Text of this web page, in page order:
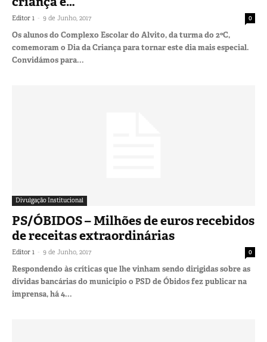
Editor 1 - 9 de Junho, 2017 0
Os alunos do Complexo Escolar do Alvito, da turma do 2ºC,
comemoram o Dia da Criança para tornar este dia mais especial.
Convidámos para...
Divulgação Institucional
PS/ÓBIDOS – Milhões de euros recebidos
de receitas extraordinárias
Editor 1 - 9 de Junho, 2017 0
Respondendo às críticas que lhe vinham sendo dirigidas sobre as
dívidas bancárias do município o PSD de Óbidos fez publicar na
imprensa, há 4...